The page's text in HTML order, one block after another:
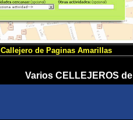
Callejero de Paginas Amarillas
Varios CELLEJEROS